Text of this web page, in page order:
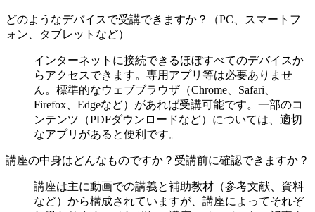
どのようなデバイスで受講できますか？（PC、スマートフ
ォン、タブレットなど）
インターネットに接続できるほぼすべてのデバイスか
らアクセスできます。専用アプリ等は必要ありませ
ん。標準的なウェブブラウザ（Chrome、Safari、
Firefox、Edgeなど）があれば受講可能です。一部のコ
ンテンツ（PDFダウンロードなど）については、適切
なアプリがあると便利です。
講座の中身はどんなものですか？受講前に確認できますか？
講座は主に動画での講義と補助教材（参考文献、資料
など）から構成されていますが、講座によってそれぞ